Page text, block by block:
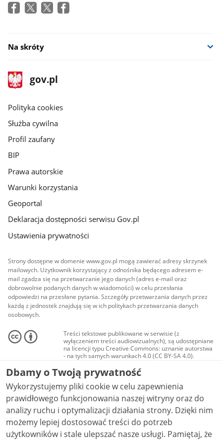
Na skróty
stopka
gov.pl
Strona
gov.pl
gov.pl
Polityka cookies
Służba cywilna
Profil zaufany
BIP
Prawa autorskie
Warunki korzystania
Geoportal
Deklaracja dostępności serwisu Gov.pl
Ustawienia prywatności
Strony dostępne w domenie www.gov.pl mogą zawierać adresy skrzynek
mailowych. Użytkownik korzystający z odnośnika będącego adresem e-
mail zgadza się na przetwarzanie jego danych (adres e-mail oraz
dobrowolnie podanych danych w wiadomości) w celu przesłania
odpowiedzi na przesłane pytania. Szczegóły przetwarzania danych przez
każdą z jednostek znajdują się w ich politykach przetwarzania danych
osobowych.
Treści tekstowe publikowane w serwisie (z
wyłączeniem treści audiowizualnych), są udostępniane
na licencji typu Creative Commons: uznanie autorstwa
- na tych samych warunkach 4.0 (CC BY-SA 4.0).
Materiały audiowizualne, w tym zdjęcia, materiały
audio i wideo, są udostępniane na licencji typu
Creative Commons: uznanie autorstwa użycie
niekomercyjne - bez utworów zależnych 4.0 (CC BY-
NC-ND 4.0), o ile nie jest to stwierdzone inaczej.
Dbamy o Twoją prywatność
Wykorzystujemy pliki cookie w celu zapewnienia
prawidłowego funkcjonowania naszej witryny oraz do
analizy ruchu i optymalizacji działania strony. Dzięki nim
możemy lepiej dostosować treści do potrzeb
użytkowników i stale ulepszać nasze usługi. Pamiętaj, że